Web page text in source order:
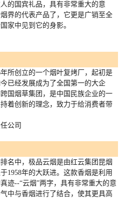
的国宾礼品，具有非常重大的意
界的代表产品了，它更是广销至全
家中见到它的身影。
年所创立的一个烟叶复烤厂，起初是
已经发展成为了全国第一的大企
国烟草集团，是中国民族企业的一
着创新的理念，致力于给消费者带
公司
名中，极品云烟是由红云集团昆烟
1958年的大跃进。这款香烟是利用
迹--“云烟”两字，具有非常重大的意
中与香烟进行了结合，使其更具高